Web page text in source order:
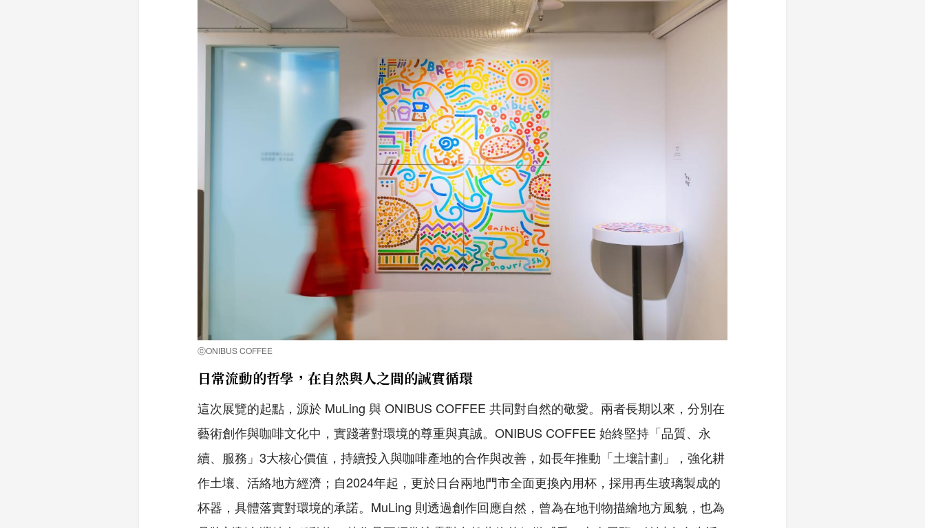
ⓒONIBUS COFFEE
日常流動的哲學，在自然與人之間的誠實循環
這次展覽的起點，源於 MuLing 與 ONIBUS COFFEE 共同對自然的敬愛。兩者長期以來，分別在
藝術創作與咖啡文化中，實踐著對環境的尊重與真誠。ONIBUS COFFEE 始終堅持「品質、永
續、服務」3大核心價值，持續投入與咖啡產地的合作與改善，如長年推動「土壤計劃」，強化耕
作土壤、活絡地方經濟；自2024年起，更於日台兩地門市全面更換內用杯，採用再生玻璃製成的
杯器，具體落實對環境的承諾。MuLing 則透過創作回應自然，曾為在地刊物描繪地方風貌，也為